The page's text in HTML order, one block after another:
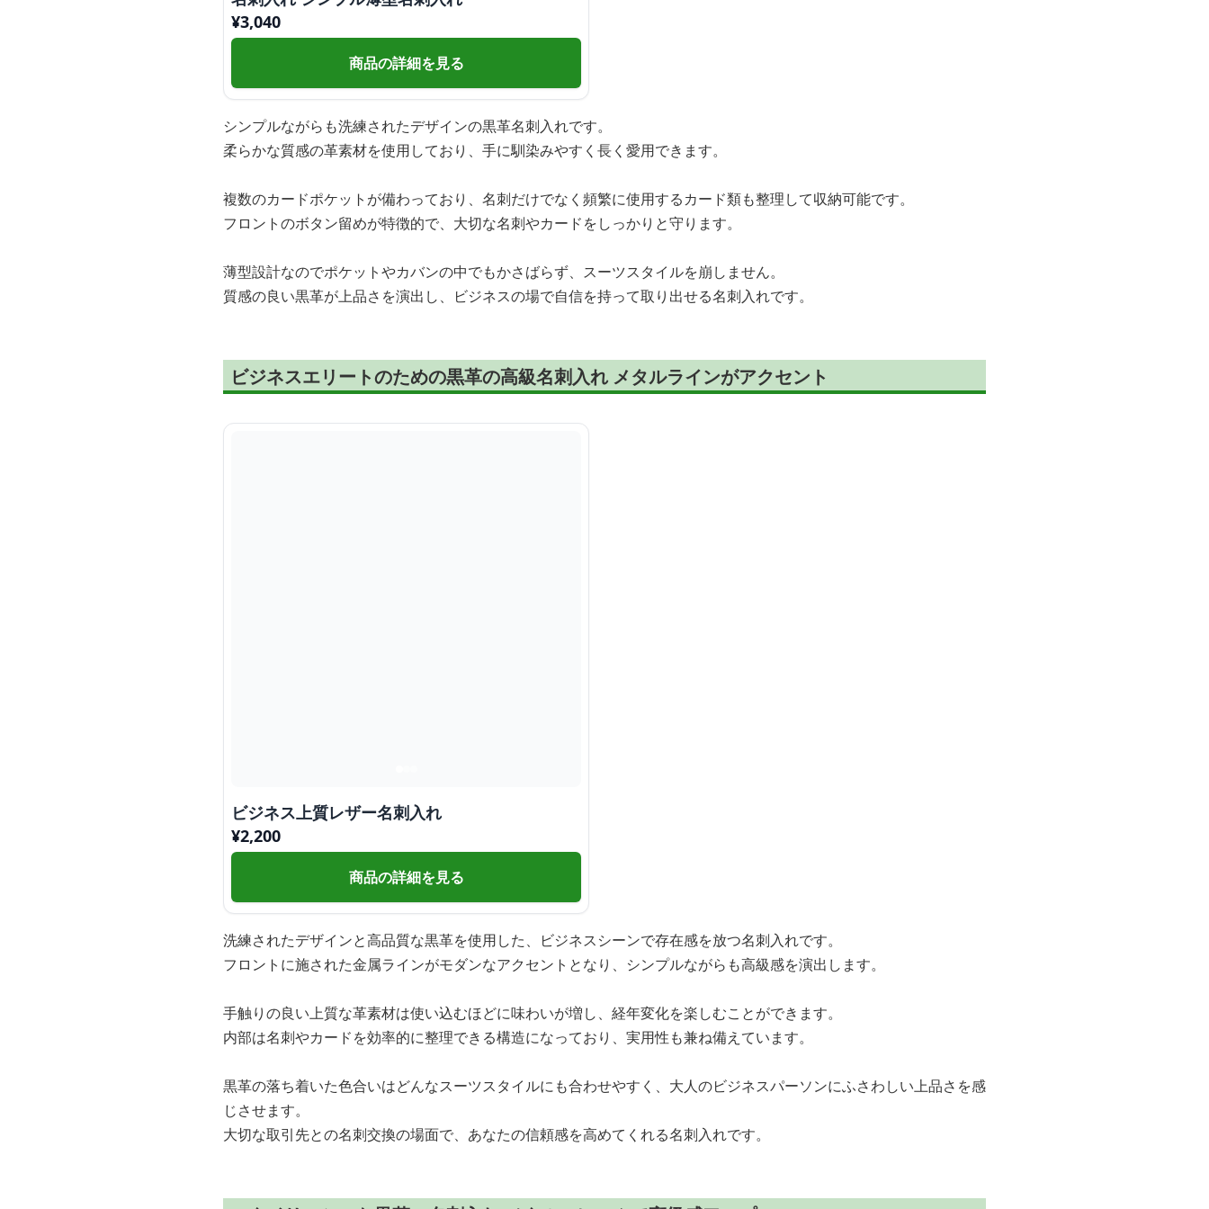
¥3,040
商品の詳細を見る
シンプルながらも洗練されたデザインの黒革名刺入れです。
柔らかな質感の革素材を使用しており、手に馴染みやすく長く愛用できます。
複数のカードポケットが備わっており、名刺だけでなく頻繁に使用するカード類も整理して収納可能です。
フロントのボタン留めが特徴的で、大切な名刺やカードをしっかりと守ります。
薄型設計なのでポケットやカバンの中でもかさばらず、スーツスタイルを崩しません。
質感の良い黒革が上品さを演出し、ビジネスの場で自信を持って取り出せる名刺入れです。
ビジネスエリートのための黒革の高級名刺入れ メタルラインがアクセント
ビジネス上質レザー名刺入れ
¥2,200
商品の詳細を見る
洗練されたデザインと高品質な黒革を使用した、ビジネスシーンで存在感を放つ名刺入れです。
フロントに施された金属ラインがモダンなアクセントとなり、シンプルながらも高級感を演出します。
手触りの良い上質な革素材は使い込むほどに味わいが増し、経年変化を楽しむことができます。
内部は名刺やカードを効率的に整理できる構造になっており、実用性も兼ね備えています。
黒革の落ち着いた色合いはどんなスーツスタイルにも合わせやすく、大人のビジネスパーソンにふさわしい上品さを感
じさせます。
大切な取引先との名刺交換の場面で、あなたの信頼感を高めてくれる名刺入れです。